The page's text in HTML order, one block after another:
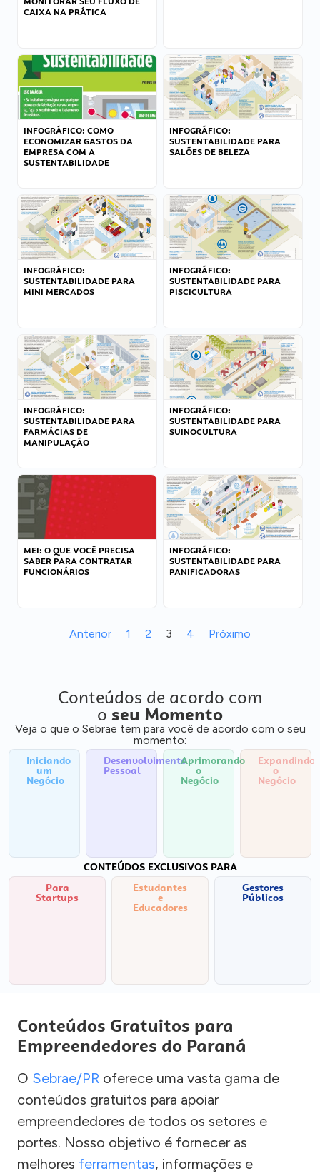
CAIXA NA PRÁTICA
INFOGRÁFICO: COMO
ECONOMIZAR GASTOS DA
EMPRESA COM A
SUSTENTABILIDADE
INFOGRÁFICO:
SUSTENTABILIDADE PARA
SALÕES DE BELEZA
INFOGRÁFICO:
SUSTENTABILIDADE PARA
MINI MERCADOS
INFOGRÁFICO:
SUSTENTABILIDADE PARA
PISCICULTURA
INFOGRÁFICO:
SUSTENTABILIDADE PARA
FARMÁCIAS DE
MANIPULAÇÃO
INFOGRÁFICO:
SUSTENTABILIDADE PARA
SUINOCULTURA
MEI: O QUE VOCÊ PRECISA
SABER PARA CONTRATAR
FUNCIONÁRIOS
INFOGRÁFICO:
SUSTENTABILIDADE PARA
PANIFICADORAS
Anterior 1 2 3 4 Próximo
Conteúdos de acordo com
o seu Momento
Veja o que o Sebrae tem para você de acordo com o seu
momento:
Iniciando
um
Negócio
Desenvolvimento
Pessoal
Aprimorando
o
Negócio
Expandindo
o
Negócio
CONTEÚDOS EXCLUSIVOS PARA
Para
Startups
Estudantes
e
Educadores
Gestores
Públicos
Conteúdos Gratuitos para
Empreendedores do Paraná
O Sebrae/PR oferece uma vasta gama de
conteúdos gratuitos para apoiar
empreendedores de todos os setores e
portes. Nosso objetivo é fornecer as
melhores ferramentas, informações e